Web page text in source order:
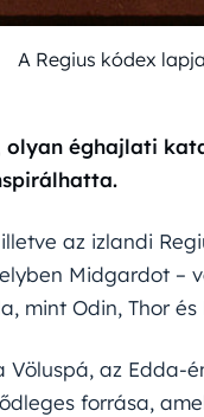
A Regius kódex
olyan éghajlati
az izlandi
Midgardot –
mint Odin, Thor és
Völuspá, az Edda-
forrása,